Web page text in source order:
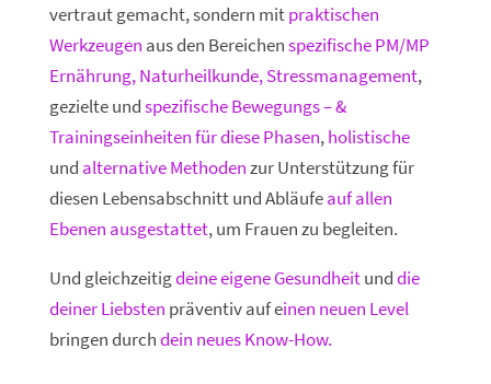
vertraut gemacht, sondern mitpraktischen
Werkzeugen aus den Bereichenspezifische PM/MP
Ernährung, Naturheilkunde, Stressmanagement,
gezielte undspezifische Bewegungs – &
Trainingseinheiten für diese Phasen,holistische
und alternative Methodenzur Unterstützung für
diesen Lebensabschnitt und Abläufeauf allen
Ebenen ausgestattet, um Frauen zu begleiten.
Und gleichzeitigdeine eigene Gesundheitunddie
deiner Liebsten präventiv auf einen neuen Level
bringen durchdein neues Know-How.